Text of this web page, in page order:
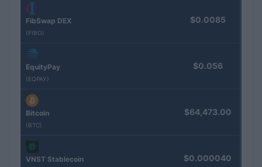
FibSwap DEX
(FIBO)
$0.0085
EquityPay
(EQPAY)
$0.056
Bitcoin
(BTC)
$64,473.00
VNST Stablecoin $0.000040